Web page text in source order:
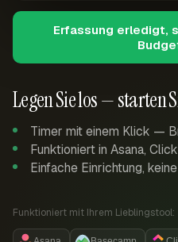
Legen Sie los — starten
Timer mit einem Klick —
Funktioniert in Asana,
Einfache Einrichtung,
Funktioniert mit Ihrem Lieblingstool:
Erfassung erledigt,